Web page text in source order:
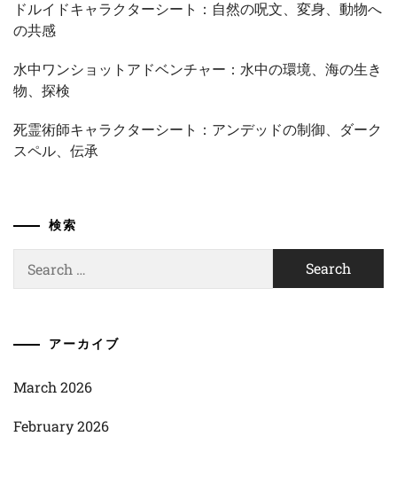
ドルイドキャラクターシート：自然の呪文、変身、動物へ
の共感
水中ワンショットアドベンチャー：水中の環境、海の生き
物、探検
死霊術師キャラクターシート：アンデッドの制御、ダーク
スペル、伝承
検索
for:
アーカイブ
March 2026
February 2026